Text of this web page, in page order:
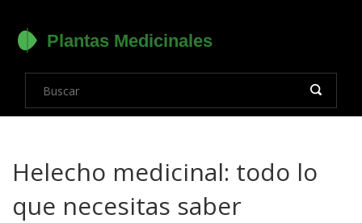
Helecho medicinal: todo lo
que necesitas saber